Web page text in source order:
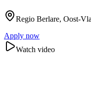
Regio Berlare, Oost-
Apply now
Watch video